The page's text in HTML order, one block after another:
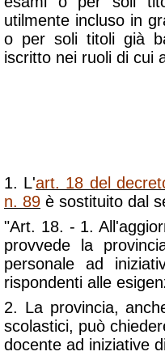
utilmente incluso in
o per soli titoli già
iscritto nei ruoli di cui
1. L'art. 18 del
n. 89 è sostituito dal
"Art. 18. - 1.
provvede la
personale ad
rispondenti alle
2. La provincia,
scolastici, può
docente ad iniziative